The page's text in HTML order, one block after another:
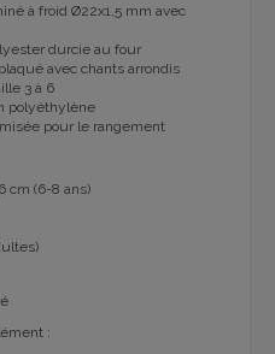
à froid Ø22x1,5 mm avec
durcie au four
avec chants arrondis
3 à 6
polyéthylène
pour le rangement
cm (6-8 ans)
: